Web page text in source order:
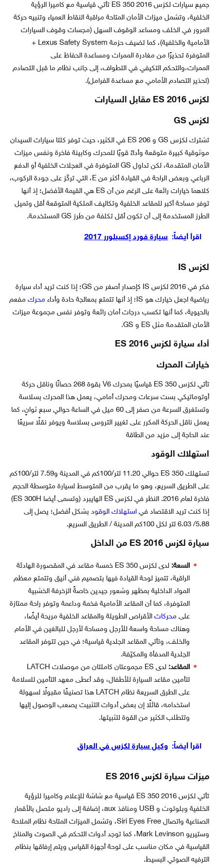
جميع سيارات لكزس ES 350 2016 تأتي قياسية مع كاميرا الرؤية
الخلفية، وتشمل ميزات الأمان المتاحة مراقبة النقاط العمياء وتنبيه حركة
المرور في الخلف ومساعد الوقوف السهل (مجسات وقوف السيارات
الأمامية والخلفية)، كما تضيف حزمة Lexus Safety System +
المتوفرة تحذيرًا من مغادرة الممرات ومساعدة الحفاظ على
الممرات،والتحكم التكيفي في التطواف، إلى جانب نظام ما قبل التصادم
(تحذير التصادم الأمامي مع مساعدة الفرامل).
لكزس ES 2016 مقابل السيارات
لكزس GS
تشترك لكزس GS و ES 206 في الكثير، حيث توفر كلتا سيارات السيدان
موثوقية كبيرة متوقعة وأداءً قويًا للمحرك وكابينة فاخرة ونفس ميزات
الأمان المتقدمة، لكن تداول GS المتوفرة في العجلات الخلفية أو الدفع
الرباعي وبعض الراحة في القيادة أكثر من E، التي تركّز على جودة الركوب،
كلاهما خيارات رائعة على الرغم من أن ES هي القيمة الأفضل؛ إذ أنها
توفر مساحة أكبر للمقاعد الخلفية وتكاليف الملكية المتوقعة أقل وتميل
الطرز المستخدمة إلى أن تكون أقل تكلفة من طرز GS المستخدمة.
اقرأ أيضاً: سيارة فورد إكسبلورر 2017
لكزس IS
فكر في 2016 لكزس IS كإصدار أصغر من GS؛ إذا كنت تريد أداء سيارة
رياضية اجعل خيارك هو IS؛ إذ أنها تتمتع بمعالجة حادة وأداء
محركمفعم
بالحيوية، كما أنها تكسب درجات أمان رائعة وتوفر نفس مجموعة ميزات
الأمان المتقدمة مثل ES و GS.
أداء سيارة لكزس ES 2016
خيارات المحرك
تأتي لكزس ES 350 قياسيًا بمحرك V6 بقوة 268 حصانًا وناقل حركة
أوتوماتيكي بست سرعات ومحرك أمامي، يعمل هذا المحرك بسلاسة
وتستغرق السرعة من صفر إلى 60 ميل في الساعة حوالي سبع ثوانٍ، كما
يعمل ناقل الحركة المكرر على تغيير التروس بسلاسة ويوفر نقلًا سريعًا
عند الحاجة إلى مزيد من الطاقة
استهلاك الوقود
تستهلك ES 350 حوالي 11.20 لتر/100كم في المدينة و7.59 لتر/100كم
على الطريق السريع، وهو ما يقرب من المتوسط ​​لسيارة متوسطة الحجم
فاخرة لعام 2016. النظر في لكزس ES الهايبرد (وتسمى أيضا ES 300H)
إذا كنت تريد الاقتصاد في استهلاك الوقودبشكل أفضل؛ يصل إلى
5.88/ 6.03 لتر لكل 100كم المدينة / الطريق السريع.
سيارة لكزس ES 2016 من الداخل
السعة:
لدى لكزس ES 350 خمسة مقاعد في المقصورة الهادئة
الراقية، تتميز لوحة القيادة فيها بتصميم فني أنيق وتتمتع معظم
المواد الداخلية بمظهر وشعور جيدين خاصةً الزخرفة الخشبية
المتوفرة، كما أن المقاعد الأمامية فخمة وداعمة وتوفر راحة ممتازة
على محركاتالأقراص الطويلة والمقاعد الخلفية مريحة أيضًا،
وهناك مساحة واسعة للأرجل ومساحة لأرجل للبالغين في الأمام
والخلف، وتأتي المقاعد الجلدية قياسية؛ في حين تتوفر المقاعد
الجلدية المدفأة والمكيّفة.
المقاعد:
لدى ES مجموعتان كاملتان من موصلات LATCH
لتأمين مقاعد السيارة للأطفال، وقد أعطى معهد التأمين للسلامة
على الطرق السريعة نظام LATCH هذا تصنيفًا مقبولًا لسهولة
استخدامه، قائلًا إن بعض أدوات التثبيت يصعب الوصول إليها
وتتطلب الكثير من القوة لتثبيتها.
اقرأ أيضاً: وكيل سيارة لكزس في العراق
ميزات سيارة لكزس ES 2016
تأتي لكزس ES 350 2016 قياسية مع شاشة للإعلام وكاميرا للرؤية
الخلفية وبلوتوث و USB ومنافذ aux، إضافة إلى راديو متصل بالأقمار
الصناعية واتصال Siri Eyes Free، وتشمل الميزات المتاحة نظام الملاحة
وستيريو Mark Levinson، كما توجد أدوات التحكم في الصوت والمناخ
القياسية في مكان مناسب على لوحة أجهزة القياس ويتم إرفاقها بنظام
الترفيه الصوتي البسيط.